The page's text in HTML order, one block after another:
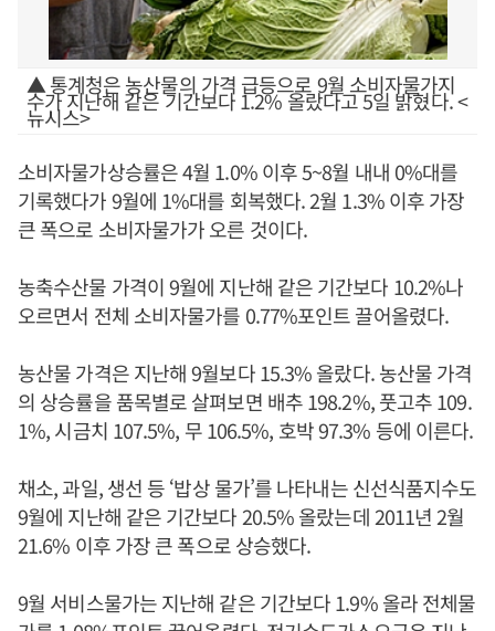
▲ 통계청은 농산물의 가격 급등으로 9월 소비자물가지
수가 지난해 같은 기간보다 1.2% 올랐다고 5일 밝혔다. <
뉴시스>
소비자물가상승률은 4월 1.0% 이후 5~8월 내내 0%대를
기록했다가 9월에 1%대를 회복했다. 2월 1.3% 이후 가장
큰 폭으로 소비자물가가 오른 것이다.
농축수산물 가격이 9월에 지난해 같은 기간보다 10.2%나
오르면서 전체 소비자물가를 0.77%포인트 끌어올렸다.
농산물 가격은 지난해 9월보다 15.3% 올랐다. 농산물 가격
의 상승률을 품목별로 살펴보면 배추 198.2%, 풋고추 109.
1%, 시금치 107.5%, 무 106.5%, 호박 97.3% 등에 이른다.
채소, 과일, 생선 등 ‘밥상 물가’를 나타내는 신선식품지수도
9월에 지난해 같은 기간보다 20.5% 올랐는데 2011년 2월
21.6% 이후 가장 큰 폭으로 상승했다.
9월 서비스물가는 지난해 같은 기간보다 1.9% 올라 전체물